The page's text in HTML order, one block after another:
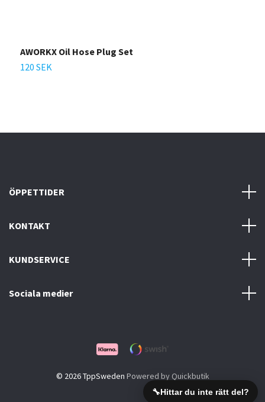
🔧Hittar du inte rätt del?
AWORKX Oil Hose Plug Set
120 SEK
ÖPPETTIDER
KONTAKT
KUNDSERVICE
Sociala medier
© 2026 TppSweden Powered by Quickbutik